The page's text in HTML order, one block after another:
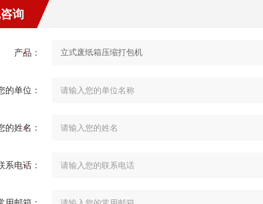
询
产品：
的单位：
的姓名：
系电话：